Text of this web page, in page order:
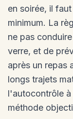
en soirée, il
minimum. La
ne pas
verre, et de
après un repas
longs trajets
l'autocontrôle
méthode